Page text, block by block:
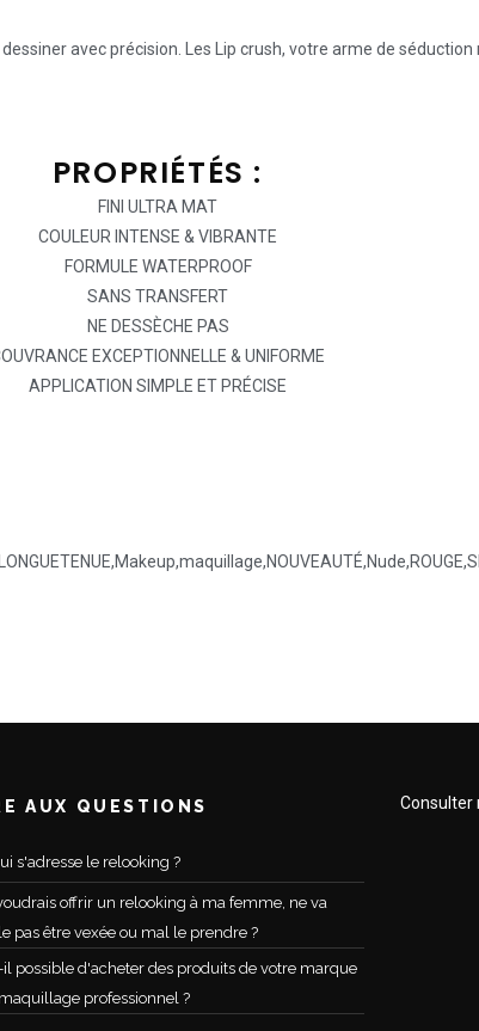
avec précision. Les Lip crush, votre arme de séduction
PROPRIÉTÉS :
FINI ULTRA MAT
COULEUR INTENSE & VIBRANTE
FORMULE WATERPROOF
SANS TRANSFERT
NE DESSÈCHE PAS
EXCEPTIONNELLE & UNIFORME
APPLICATION SIMPLE ET PRÉCISE
LONGUETENUE,Makeup,maquillage,NOUVEAUTÉ,Nude,ROUGE,
AUX QUESTIONS
s'adresse le relooking ?
offrir un relooking à ma femme, ne va
pas être vexée ou mal le prendre ?
il possible d'acheter des produits de votre marque
professionnel ?
Consulter